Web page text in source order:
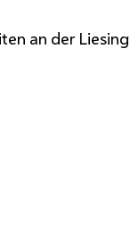
an der Liesing